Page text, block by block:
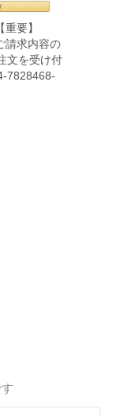
重要】
請求内容の
文を受け付
7828468-